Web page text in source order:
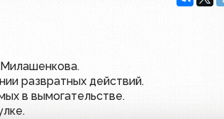
развратных действий.
в вымогательстве.